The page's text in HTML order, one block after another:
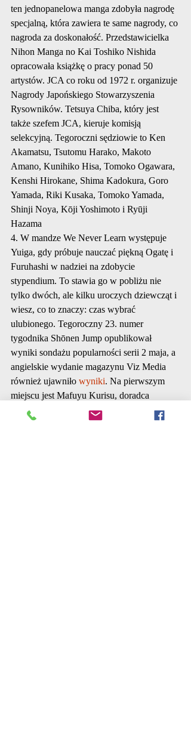
ten jednopanelowa manga zdobyła nagrodę
specjalną, która zawiera te same nagrody, co
nagroda za doskonałość. Przedstawicielka
Nihon Manga no Kai Toshiko Nishida
opracowała książkę o pracy ponad 50
artystów. JCA co roku od 1972 r. organizuje
Nagrody Japońskiego Stowarzyszenia
Rysowników. Tetsuya Chiba, który jest
także szefem JCA, kieruje komisją
selekcyjną. Tegoroczni sędziowie to Ken
Akamatsu, Tsutomu Harako, Makoto
Amano, Kunihiko Hisa, Tomoko Ogawara,
Kenshi Hirokane, Shima Kadokura, Goro
Yamada, Riki Kusaka, Tomoko Yamada,
Shinji Noya, Kōji Yoshimoto i Ryūji
Hazama
4. W mandze We Never Learn występuje
Yuiga, gdy próbuje nauczać piękną Ogatę i
Furuhashi w nadziei na zdobycie
stypendium. To stawia go w pobliżu nie
tylko dwóch, ale kilku uroczych dziewcząt i
wiesz, co to znaczy: czas wybrać
ulubionego. Tegoroczny 23. numer
tygodnika Shōnen Jump opublikował
wyniki sondażu popularności serii 2 maja, a
angielskie wydanie magazynu Viz Media
również ujawniło wyniki. Na pierwszym
miejscu jest Mafuyu Kurisu, doradca
uczniowski w szkole Yuigi i były nauczyciel
Ogaty i Furuhashi. Jako członek personelu